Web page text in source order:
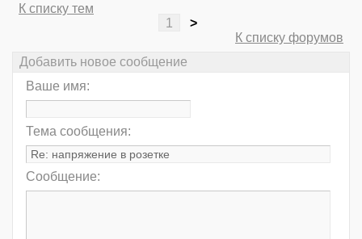
К списку тем
1
>
К списку форумов
Добавить новое сообщение
Ваше имя:
Тема сообщения:
Сообщение: